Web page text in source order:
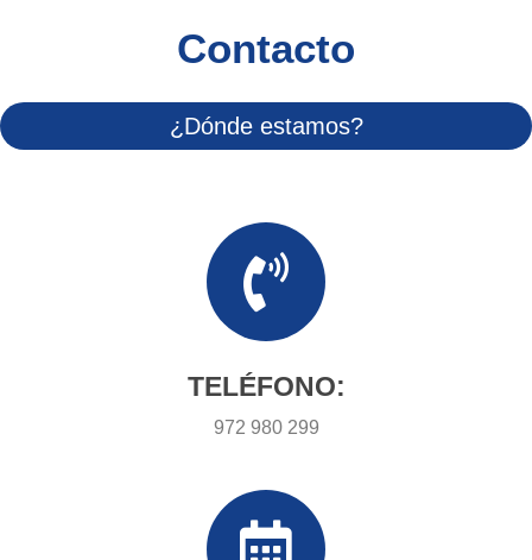
Contacto
¿Dónde estamos?
TELÉFONO:
972 980 299